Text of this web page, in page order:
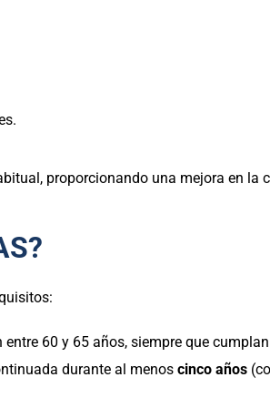
proporcionando una mejora en la
60 y 65 años, siempre que
durante al menos cinco años